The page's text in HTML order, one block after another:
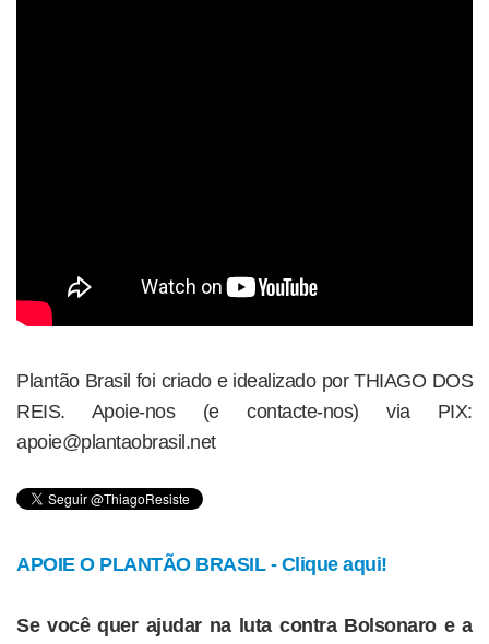
Plantão Brasil foi criado e idealizado por THIAGO DOS
REIS. Apoie-nos (e contacte-nos) via PIX:
apoie@plantaobrasil.net
APOIE O PLANTÃO BRASIL - Clique aqui!
Se você quer ajudar na luta contra Bolsonaro e a